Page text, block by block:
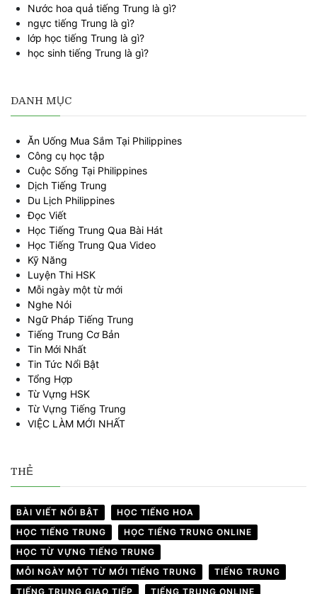
Nước hoa quả tiếng Trung là gì?
ngực tiếng Trung là gì?
lớp học tiếng Trung là gì?
học sinh tiếng Trung là gì?
DANH MỤC
Ăn Uống Mua Sắm Tại Philippines
Công cụ học tập
Cuộc Sống Tại Philippines
Dịch Tiếng Trung
Du Lịch Philippines
Đọc Viết
Học Tiếng Trung Qua Bài Hát
Học Tiếng Trung Qua Video
Kỹ Năng
Luyện Thi HSK
Mỗi ngày một từ mới
Nghe Nói
Ngữ Pháp Tiếng Trung
Tiếng Trung Cơ Bản
Tin Mới Nhất
Tin Tức Nổi Bật
Tổng Hợp
Từ Vựng HSK
Từ Vựng Tiếng Trung
VIỆC LÀM MỚI NHẤT
THẺ
BÀI VIẾT NỔI BẬT
HỌC TIẾNG HOA
HỌC TIẾNG TRUNG
HỌC TIẾNG TRUNG ONLINE
HỌC TỪ VỰNG TIẾNG TRUNG
MỖI NGÀY MỘT TỪ MỚI TIẾNG TRUNG
TIẾNG TRUNG
TIẾNG TRUNG GIAO TIẾP
TIẾNG TRUNG ONLINE